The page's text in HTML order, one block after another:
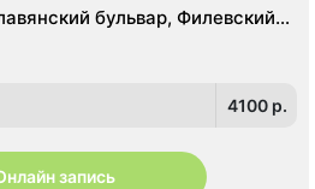
бульвар, Филевский
4100 p.
запись